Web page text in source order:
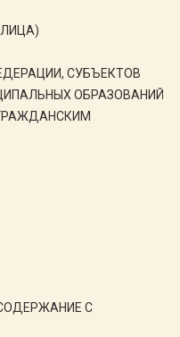
ЛИЦА)
СУБЪЕКТОВ
ОБРАЗОВАНИЙ
С